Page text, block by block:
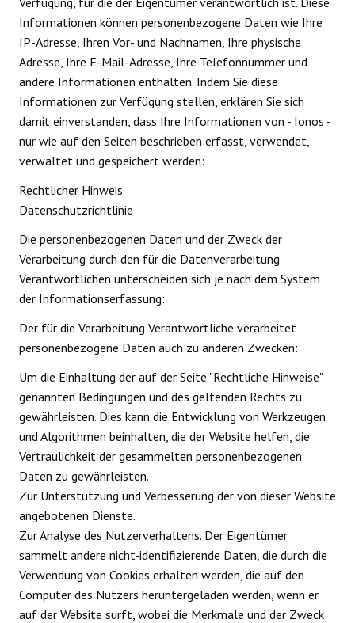
Informationen können personenbezogene Daten wie Ihre
IP-Adresse, Ihren Vor- und Nachnamen, Ihre physische
Adresse, Ihre E-Mail-Adresse, Ihre Telefonnummer und
andere Informationen enthalten. Indem Sie diese
Informationen zur Verfügung stellen, erklären Sie sich
damit einverstanden, dass Ihre Informationen von - Ionos -
nur wie auf den Seiten beschrieben erfasst, verwendet,
verwaltet und gespeichert werden:
Rechtlicher Hinweis
Datenschutzrichtlinie
Die personenbezogenen Daten und der Zweck der
Verarbeitung durch den für die Datenverarbeitung
Verantwortlichen unterscheiden sich je nach dem System
der Informationserfassung:
Der für die Verarbeitung Verantwortliche verarbeitet
personenbezogene Daten auch zu anderen Zwecken:
Um die Einhaltung der auf der Seite "Rechtliche Hinweise"
genannten Bedingungen und des geltenden Rechts zu
gewährleisten. Dies kann die Entwicklung von Werkzeugen
und Algorithmen beinhalten, die der Website helfen, die
Vertraulichkeit der gesammelten personenbezogenen
Daten zu gewährleisten.
Zur Unterstützung und Verbesserung der von dieser Website
angebotenen Dienste.
Zur Analyse des Nutzerverhaltens. Der Eigentümer
sammelt andere nicht-identifizierende Daten, die durch die
Verwendung von Cookies erhalten werden, die auf den
Computer des Nutzers heruntergeladen werden, wenn er
auf der Website surft, wobei die Merkmale und der Zweck